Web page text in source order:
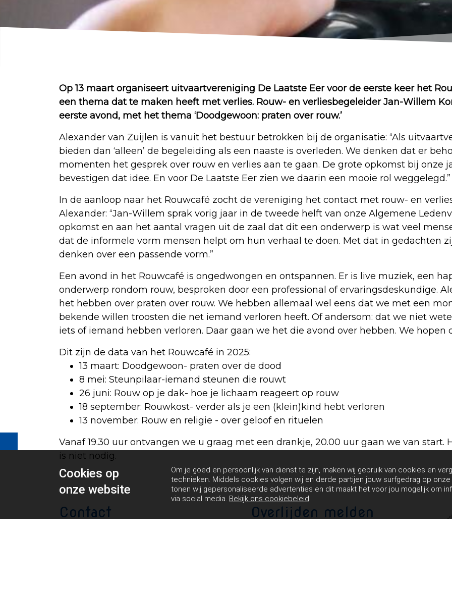
Op 13 maart organiseert uitvaartvereniging De Laatste Eer voor de eerste keer het
een thema dat te maken heeft met verlies. Rouw- en verliesbegeleider Jan-Willem
eerste avond, met het thema ‘Doodgewoon: praten over rouw.’
Alexander van Zuijlen is vanuit het bestuur betrokken bij de organisatie: “Als
bieden dan ‘alleen’ de begeleiding als een naaste is overleden. We denken dat er
momenten het gesprek over rouw en verlies aan te gaan. De grote opkomst bij onze
bevestigen dat idee. En voor De Laatste Eer zien we daarin een mooie rol weggelegd.”
In de aanloop naar het Rouwcafé zocht de vereniging het contact met rouw- en
Alexander: “Jan-Willem sprak vorig jaar in de tweede helft van onze Algemene
opkomst en aan het aantal vragen uit de zaal dat dit een onderwerp is wat veel
dat de informele vorm mensen helpt om hun verhaal te doen. Met dat in gedachten
denken over een passende vorm.”
Een avond in het Rouwcafé is ongedwongen en ontspannen. Er is live muziek, een
onderwerp rondom rouw, besproken door een professional of ervaringsdeskundige.
het hebben over praten over rouw. We hebben allemaal wel eens dat we met een
bekende willen troosten die net iemand verloren heeft. Of andersom: dat we niet
iets of iemand hebben verloren. Daar gaan we het die avond over hebben. We hopen
Dit zijn de data van het Rouwcafé in 2025:
13 maart: Doodgewoon- praten over de dood
8 mei: Steunpilaar-iemand steunen die rouwt
26 juni: Rouw op je dak- hoe je lichaam reageert op rouw
18 september: Rouwkost- verder als je een (klein)kind hebt verloren
13 november: Rouw en religie - over geloof en rituelen
Vanaf 19.30 uur ontvangen we u graag met een drankje, 20.00 uur gaan we van start.
is niet nodig.
Contact Overlijden melden
Cookies op
onze website
Om je goed en persoonlijk van dienst te zijn, maken wij gebruik van cookies en
technieken. Middels cookies volgen wij en derde partijen jouw surfgedrag op
tonen wij gepersonaliseerde advertenties en dit maakt het voor jou mogelijk om
via social media. Bekijk ons cookiebeleid